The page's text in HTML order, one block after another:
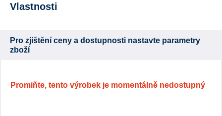
Vlastnosti
Pro zjištění ceny a dostupnosti nastavte parametry
zboží
Promiňte, tento výrobek je momentálně nedostupný